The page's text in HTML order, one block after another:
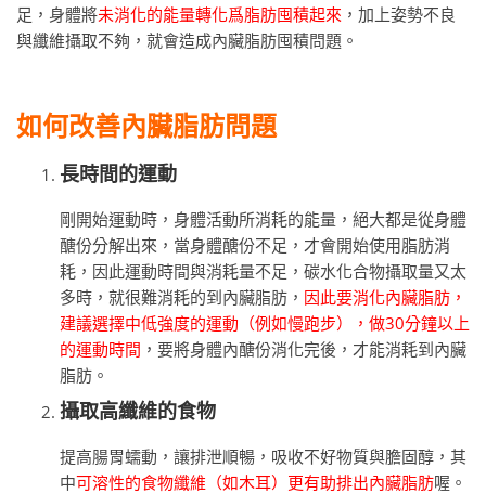
足，身體將未消化的能量轉化爲脂肪囤積起來 ，加上姿勢不良
與纖維攝取不夠，就會造成內臟脂肪囤積問題。
如何改善內臟脂肪問題
長時間的運動
剛開始運動時，身體活動所消耗的能量，絕大都是從身體
醣份分解出來，當身體醣份不足，才會開始使用脂肪消
耗，因此運動時間與消耗量不足，碳水化合物攝取量又太
多時，就很難消耗的到內臟脂肪， 因此要消化內臟脂肪，
建議選擇中低強度的運動（例如慢跑步），做30分鐘以上
的運動時間 ，要將身體內醣份消化完後，才能消耗到內臟
脂肪。
攝取高纖維的食物
提高腸胃蠕動，讓排泄順暢，吸收不好物質與膽固醇，其
中可溶性的食物纖維（如木耳）更有助排出內臟脂肪喔。